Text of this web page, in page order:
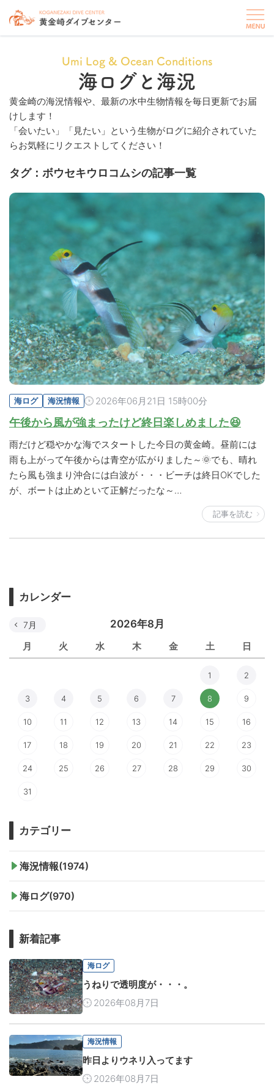
Umi Log & Ocean Conditions
海ログと海況
黄金崎の海況情報や、最新の水中生物情報を毎日更新でお届
けします！
「会いたい」「見たい」という生物がログに紹介されていた
らお気軽にリクエストしてください！
タグ：ボウセキウロコムシの記事一覧
海ログ 海況情報 2026年06月21日 15時00分
午後から風が強まったけど終日楽しめました😆
雨だけど穏やかな海でスタートした今日の黄金崎。昼前には
雨も上がって午後からは青空が広がりました～🌞でも、晴れ
たら風も強まり沖合には白波が・・・ビーチは終日OKでした
が、ボートは止めといて正解だったな～…
記事を読む
カレンダー
2026年8月
月 火 水 木 金 土 日
7月
1 2
3 4 5 6 7 8 9
10 11 12 13 14 15 16
17 18 19 20 21 22 23
24 25 26 27 28 29 30
31
カテゴリー
海況情報(1974)
海ログ(970)
新着記事
海ログ
うねりで透明度が・・・。
2026年08月7日
海況情報
昨日よりウネリ入ってます
2026年08月7日